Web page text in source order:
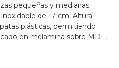
pequeñas y medianas.
de 17 cm. Altura
plásticas, permitiendo
en melamina sobre MDF,